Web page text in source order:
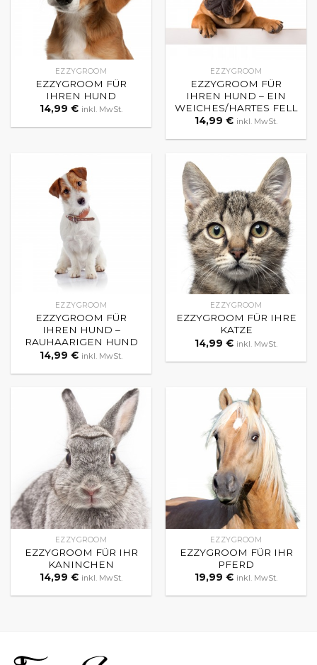
EZZYGROOM
EZZYGROOM FÜR
IHREN HUND
14,99 € inkl. MwSt.
EZZYGROOM
EZZYGROOM FÜR
IHREN HUND – EIN
WEICHES/HARTES FELL
14,99 € inkl. MwSt.
EZZYGROOM
EZZYGROOM FÜR
IHREN HUND –
RAUHAARIGEN HUND
14,99 € inkl. MwSt.
EZZYGROOM
EZZYGROOM FÜR IHRE
KATZE
14,99 € inkl. MwSt.
EZZYGROOM
EZZYGROOM FÜR IHR
KANINCHEN
14,99 € inkl. MwSt.
EZZYGROOM
EZZYGROOM FÜR IHR
PFERD
19,99 € inkl. MwSt.